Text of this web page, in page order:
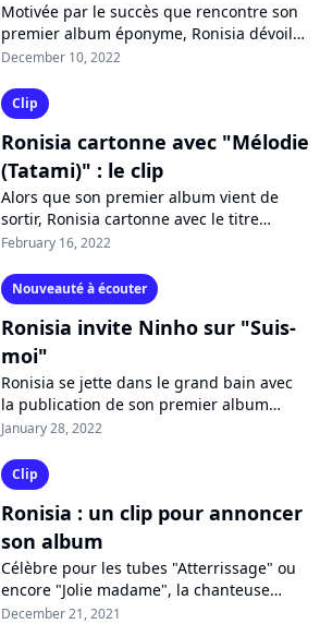
Motivée par le succès que rencontre son
premier album éponyme, Ronisia dévoile
dans les bacs une version deluxe
un...
December 10, 2022
Clip
Ronisia cartonne avec "Mélodie
(Tatami)" : le clip
Alors que son premier album vient de
sortir, Ronisia cartonne avec le titre
"Mélodie (Tatami)", qui fait sensation sur
February 16, 2022
Nouveauté à écouter
Ronisia invite Ninho sur "Suis-
moi"
Ronisia se jette dans le grand bain avec
la publication de son premier album
"Ronisia". Et la chanteuse met toutes les
January 28, 2022
Clip
Ronisia : un clip pour annoncer
son album
Célèbre pour les tubes "Atterrissage" ou
encore "Jolie madame", la chanteuse
Ronisia annonce son premier album,
December 21, 2021